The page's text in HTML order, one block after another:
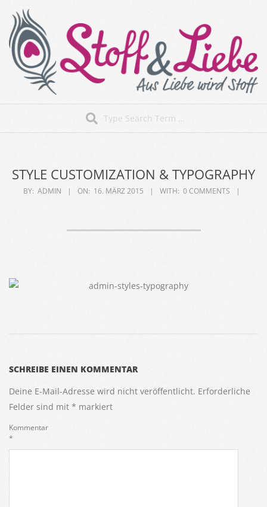
content
Stoff&Liebe
MenuSTYLE CUSTOMIZATION & TYPOGRAPHY
BY: ADMIN ON: 16. MÄRZ 2015 WITH: 0 COMMENTS
16
SCHREIBE EINEN KOMMENTAR
Deine E-Mail-Adresse wird nicht veröffentlicht. Erforderliche
Felder sind mit * markiert
Kommentar
*